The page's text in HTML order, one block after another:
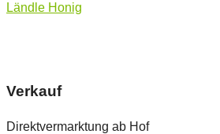
Ländle Honig
Verkauf
Direktvermarktung ab Hof